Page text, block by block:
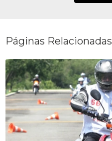
Páginas Relacionadas